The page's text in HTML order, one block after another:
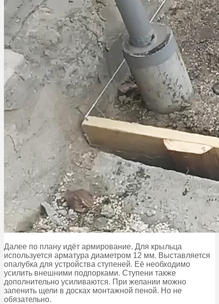
Далее по плану идёт армирование. Для крыльца
используется арматура диаметром 12 мм. Выставляется
опалубка для устройства ступеней. Её необходимо
усилить внешними подпорками. Ступени также
дополнительно усиливаются. При желании можно
запенить щели в досках монтажной пеной. Но не
обязательно.